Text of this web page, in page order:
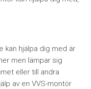
kan hjälpa dig med är
men lämpar sig
eller till andra
av en VVS-montör